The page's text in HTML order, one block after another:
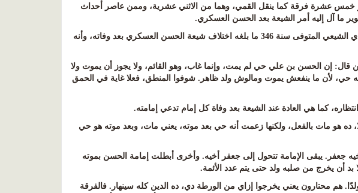
أو خمس عشرة فرقة كما ينقل القمي، وهما من الاثني عشرية، وممن عاصر أحداث
ما آل إليه أمر الشيعة بعد الحسن العسكري.
ومن بعدهما زادت الفرقة واتسع الخلاف، حيث يذكر المسعودي الشيعي المتوفى سنة 346 ما بلغه اختلاف شيعة الحسن العسكري بعد وفاته، وأنه
إن الحسن بن علي حي لم يمت، وإنما غاب، وهو القائم، ولا يجوز أن يموت ولا
حي، لأن ما ينفعش يموت ومالوش ولد ظاهر. شوفوا المنطق، فعلا غاية في الحمق
كما هي العادة عند الشيعة بعد وفاة كل إمام تدعي إمامته.
ده هو مات بالفعل، ولكنها زعمت أنه حي بعد موته، يعني مات، وبعد موته هو حي
جعفر. يبقى الإمامة تتحول إلى جعفر أخيه. وأخرى أبطلت إمامة الحسن بموته
بد أن يخرج من صلبه ولد حتى يتم عدد الأئمة.
هم محتارون يعني يخرجوا إزاي من الورطة دي، ده الدين كله سينهار. فالفرقة